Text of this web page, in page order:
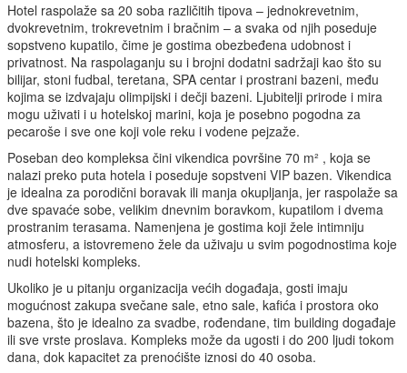
Hotel raspolaže sa 20 soba različitih tipova – jednokrevetnim,
dvokrevetnim, trokrevetnim i bračnim – a svaka od njih poseduje
sopstveno kupatilo, čime je gostima obezbeđena udobnost i
privatnost. Na raspolaganju su i brojni dodatni sadržaji kao što su
bilijar, stoni fudbal, teretana, SPA centar i prostrani bazeni, među
kojima se izdvajaju olimpijski i dečji bazeni. Ljubitelji prirode i mira
mogu uživati i u hotelskoj marini, koja je posebno pogodna za
pecaroše i sve one koji vole reku i vodene pejzaže.
Poseban deo kompleksa čini vikendica površine 70 m² , koja se
nalazi preko puta hotela i poseduje sopstveni VIP bazen. Vikendica
je idealna za porodični boravak ili manja okupljanja, jer raspolaže sa
dve spavaće sobe, velikim dnevnim boravkom, kupatilom i dvema
prostranim terasama. Namenjena je gostima koji žele intimniju
atmosferu, a istovremeno žele da uživaju u svim pogodnostima koje
nudi hotelski kompleks.
Ukoliko je u pitanju organizacija većih događaja, gosti imaju
mogućnost zakupa svečane sale, etno sale, kafića i prostora oko
bazena, što je idealno za svadbe, rođendane, tim building događaje
ili sve vrste proslava. Kompleks može da ugosti i do 200 ljudi tokom
dana, dok kapacitet za prenoćište iznosi do 40 osoba.